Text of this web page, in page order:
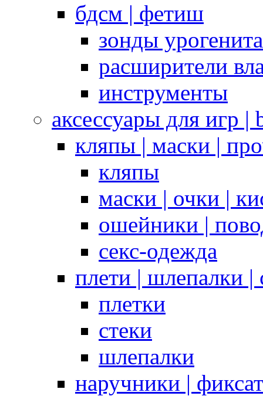
бдсм | фетиш
зонды
расширители
инструменты
аксессуары для игр |
кляпы | маски |
кляпы
маски | очки |
ошейники |
секс-одежда
плети | шлепалки |
плетки
стеки
шлепалки
наручники |